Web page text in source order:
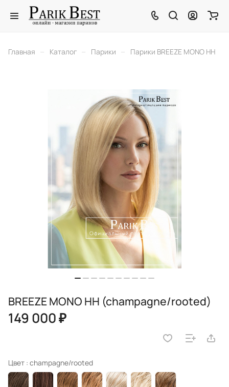
Главная – Каталог – Парики – Парики BREEZE MONO HH
BREEZE MONO HH (champagne/rooted)
149 000 ₽
Цвет : champagne/rooted